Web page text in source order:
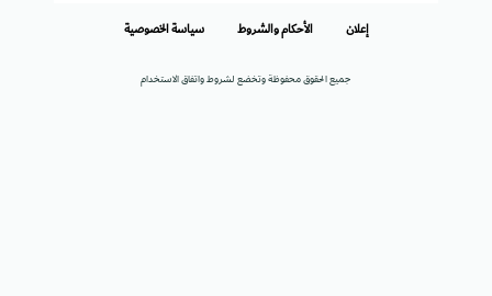
جميع الحقوق محفوظة وتخضع لشروط واتفاق الاستخدام
إعلان الأحكام والشروط سياسة الخصوصية